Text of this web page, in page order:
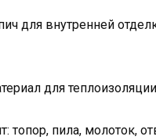
для внутренней
для
топор, пила, молоток,